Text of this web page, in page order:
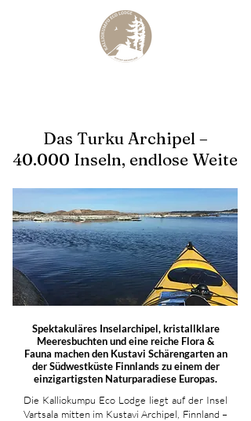
Das Turku Archipel –
40.000 Inseln, endlose Weite
Spektakuläres Inselarchipel, kristallklare
Meeresbuchten und eine reiche Flora &
Fauna machen den Kustavi Schärengarten an
der Südwestküste Finnlands zu einem der
einzigartigsten Naturparadiese Europas.
Die Kalliokumpu Eco Lodge liegt auf der Insel
Vartsala mitten im Kustavi Archipel, Finnland –